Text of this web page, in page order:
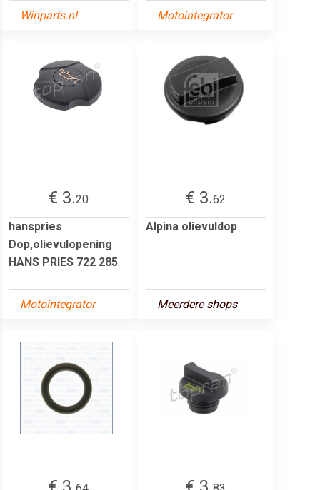
Winparts.nl Motointegrator
€ 3.20
hanspries
Dop,olievulopening
HANS PRIES 722 285
Motointegrator
€ 3.62
Alpina olievuldop
Meerdere shops